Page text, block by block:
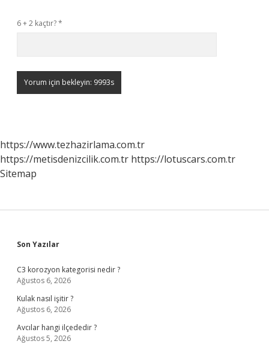
6 + 2 kaçtır?*
https://www.tezhazirlama.com.tr
https://metisdenizcilik.com.tr https://lotuscars.com.tr
Sitemap
Sidebar
Son Yazılar
C3 korozyon kategorisi nedir ?
Ağustos 6, 2026
Kulak nasıl işitir ?
Ağustos 6, 2026
Avcılar hangi ilçededir ?
Ağustos 5, 2026